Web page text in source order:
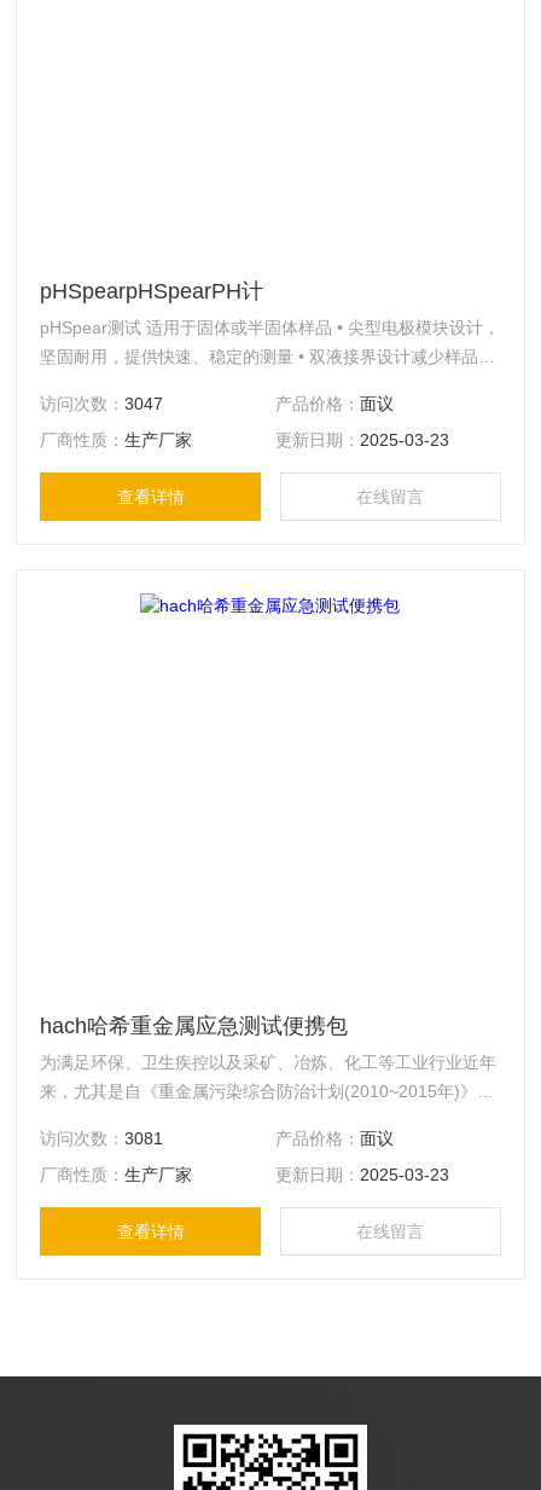
pHSpearpHSpearPH计
pHSpear测试 适用于固体或半固体样品 • 尖型电极模块设计，
坚固耐用，提供快速、稳定的测量 • 双液接界设计减少样品对
± 0.01 pH • 手动温度补偿（MTC） • 断电数据保护 • 自动识
别USA、NIST缓冲液，多达3点校正，快速、简单、准确
访问次数：3047 产品价格： 面议
厂商性质：生产厂家 更新日期： 2025-03-23
查看详情 在线留言
hach哈希重金属应急测试便携包
为满足环保、卫生疾控以及采矿、冶炼、化工等工业行业近年
来，尤其是自《重金属污染综合防治计划(2010~2015年)》出
在DR2800测定重金属方法的基础上，推出哈希重金属应急测
试便携包。使得该套方法的便携能力，现场操作能力大大加
强。
访问次数：3081 产品价格： 面议
厂商性质：生产厂家 更新日期： 2025-03-23
查看详情 在线留言